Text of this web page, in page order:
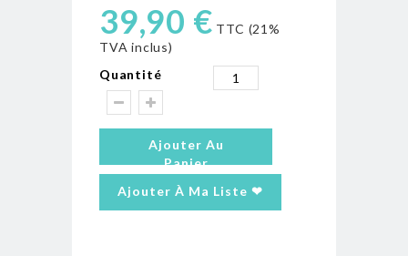
39,90 € TTC (21%
TVA inclus)
Quantité
Ajouter Au
Panier
Ajouter À Ma Liste ❤